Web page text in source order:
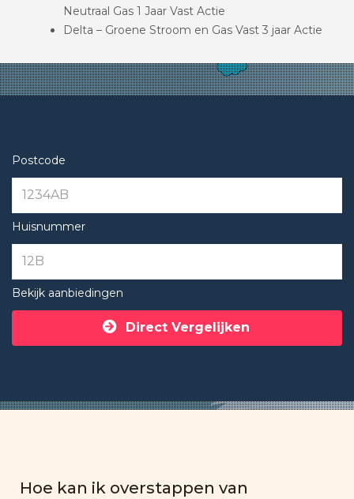
Neutraal Gas 1 Jaar Vast Actie
Delta – Groene Stroom en Gas Vast 3 jaar Actie
Postcode
Huisnummer
Bekijk aanbiedingen
Direct Vergelijken
Hoe kan ik overstappen van